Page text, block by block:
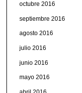
octubre 2016
septiembre 2016
agosto 2016
julio 2016
junio 2016
mayo 2016